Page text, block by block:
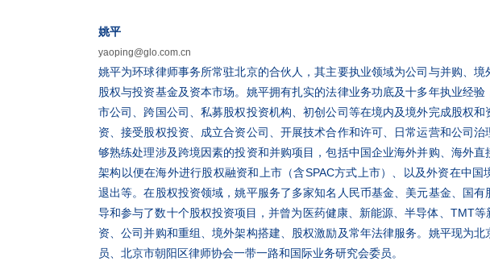
姚平
yaoping@glo.com.cn
姚平为环球律师事务所常驻北京的合伙人，其主要执业领域为公司与并购、
股权与投资基金及资本市场。姚平拥有扎实的法律业务功底及十多年执业经
市公司、跨国公司、私募股权投资机构、初创公司等在境内及境外完成股权
资、接受股权投资、成立合资公司、开展技术合作和许可、日常运营和公司
够熟练处理涉及跨境因素的投资和并购项目，包括中国企业海外并购、海外
架构以便在海外进行股权融资和上市（含SPAC方式上市）、以及外资在中国
退出等。在股权投资领域，姚平服务了多家知名人民币基金、美元基金、国
导和参与了数十个股权投资项目，并曾为医药健康、新能源、半导体、TMT
资、公司并购和重组、境外架构搭建、股权激励及常年法律服务。姚平现为
员、北京市朝阳区律师协会一带一路和国际业务研究会委员。